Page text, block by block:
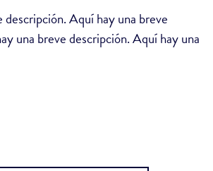
Aquí hay una breve
una breve descripción. Aquí hay una